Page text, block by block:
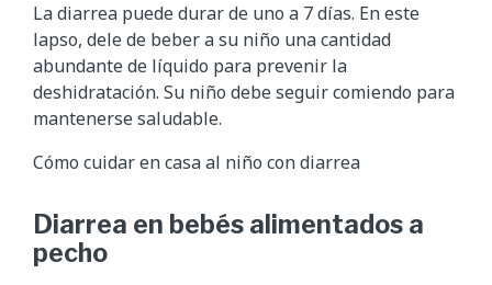
La diarrea puede durar de uno a 7 días. En este
lapso, dele de beber a su niño una cantidad
abundante de líquido para prevenir la
deshidratación. Su niño debe seguir comiendo para
mantenerse saludable.
Cómo cuidar en casa al niño con diarrea
Diarrea en bebés alimentados a
pecho